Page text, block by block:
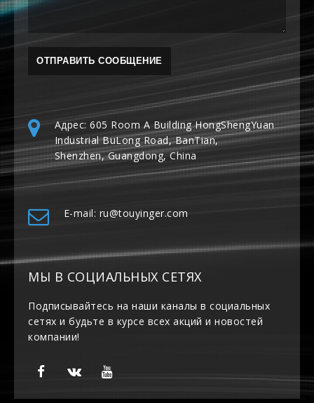
Адрес: 605 Room A Building HongShengYuan
Industrial BuLong Road, BanTian,
Shenzhen, Guangdong, China
E-mail: ru@touyinger.com
МЫ В СОЦИАЛЬНЫХ СЕТЯХ
Подписывайтесь на наши каналы в социальных
сетях и будьте в курсе всех акций и новостей
компании!